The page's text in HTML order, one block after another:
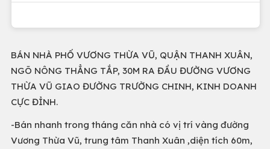
BÁN NHÀ PHỐ VƯƠNG THỪA VŨ, QUẬN THANH XUÂN,
NGÕ NÔNG THẲNG TẮP, 30M RA ĐẦU ĐƯỜNG VƯƠNG
THỪA VŨ GIAO ĐƯỜNG TRƯỜNG CHINH, KINH DOANH
CỰC ĐỈNH.
-Bán nhanh trong tháng căn nhà có vị trí vàng đường
Vương Thừa Vũ, trung tâm Thanh Xuân ,diện tích 60m,